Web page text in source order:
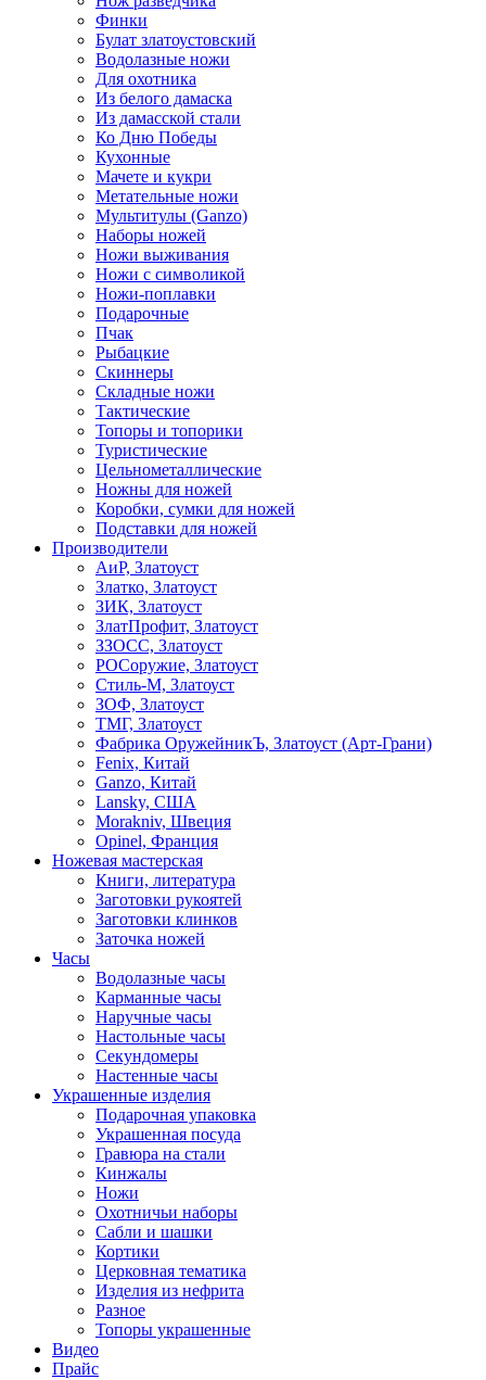
Финки
Булат златоустовский
Водолазные ножи
Для охотника
Из белого дамаска
Из дамасской стали
Ко Дню Победы
Кухонные
Мачете и кукри
Метательные ножи
Мультитулы (Ganzo)
Наборы ножей
Ножи выживания
Ножи с символикой
Ножи-поплавки
Подарочные
Пчак
Рыбацкие
Скиннеры
Складные ножи
Тактические
Топоры и топорики
Туристические
Цельнометаллические
Ножны для ножей
Коробки, сумки для ножей
Подставки для ножей
Производители
АиР, Златоуст
Златко, Златоуст
ЗИК, Златоуст
ЗлатПрофит, Златоуст
ЗЗОСС, Златоуст
РОСоружие, Златоуст
Стиль-М, Златоуст
ЗОФ, Златоуст
ТМГ, Златоуст
Фабрика ОружейникЪ, Златоуст (Арт-Грани)
Fenix, Китай
Ganzo, Китай
Lansky, США
Morakniv, Швеция
Opinel, Франция
Ножевая мастерская
Книги, литература
Заготовки рукоятей
Заготовки клинков
Заточка ножей
Часы
Водолазные часы
Карманные часы
Наручные часы
Настольные часы
Секундомеры
Настенные часы
Украшенные изделия
Подарочная упаковка
Украшенная посуда
Гравюра на стали
Кинжалы
Ножи
Охотничьи наборы
Сабли и шашки
Кортики
Церковная тематика
Изделия из нефрита
Разное
Топоры украшенные
Видео
Прайс